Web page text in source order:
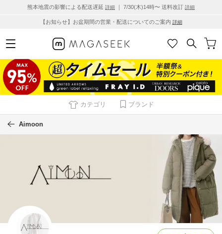
熊本地震の影響による配送遅延 詳細 ｜ 7/30(木)14時〜 送料改訂 詳細
【お知らせ】お盆期間の営業・配送についてのご案内 詳細
カテゴリ ブランド
Aimoon